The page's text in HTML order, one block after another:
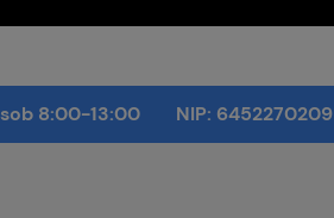
sob 8:00-13:00 NIP: 6452270209